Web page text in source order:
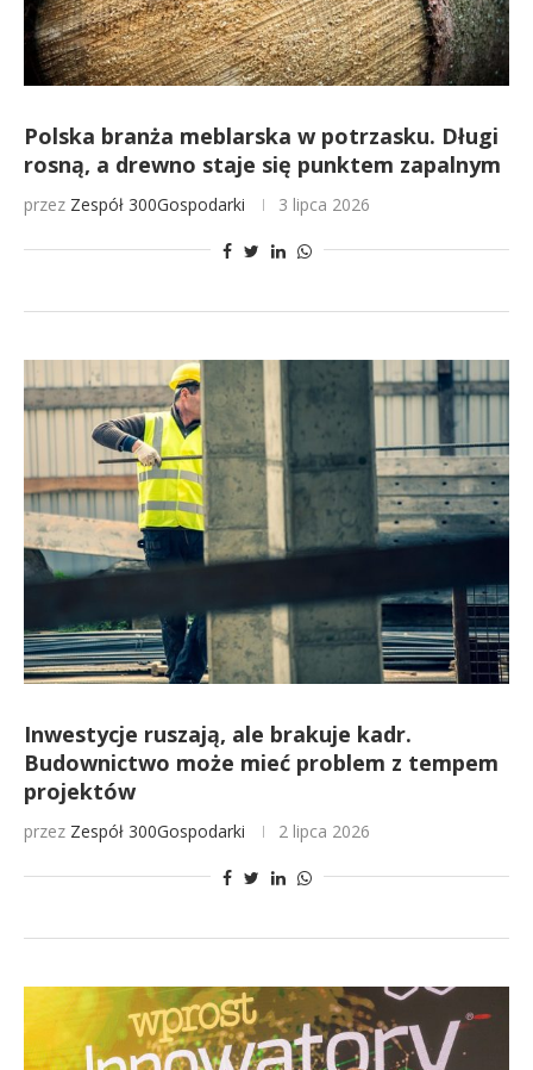
Polska branża meblarska w potrzasku. Długi
rosną, a drewno staje się punktem zapalnym
przez Zespół 300Gospodarki 3 lipca 2026
Inwestycje ruszają, ale brakuje kadr.
Budownictwo może mieć problem z tempem
projektów
przez Zespół 300Gospodarki 2 lipca 2026